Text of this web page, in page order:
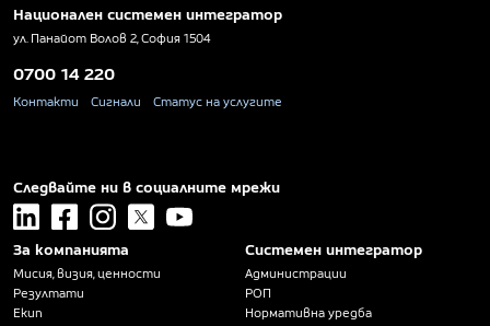
Национален системен интегратор
ул. Панайот Волов 2, София 1504
0700 14 220
Контакти Сигнали Статус на услугите
Следвайте ни в социалните мрежи
linkedin facebookinstagram
x youtube
За компанията
Мисия, визия, ценности
Резултати
Екип
Системен интегратор
Администрации
РОП
Нормативна уредба